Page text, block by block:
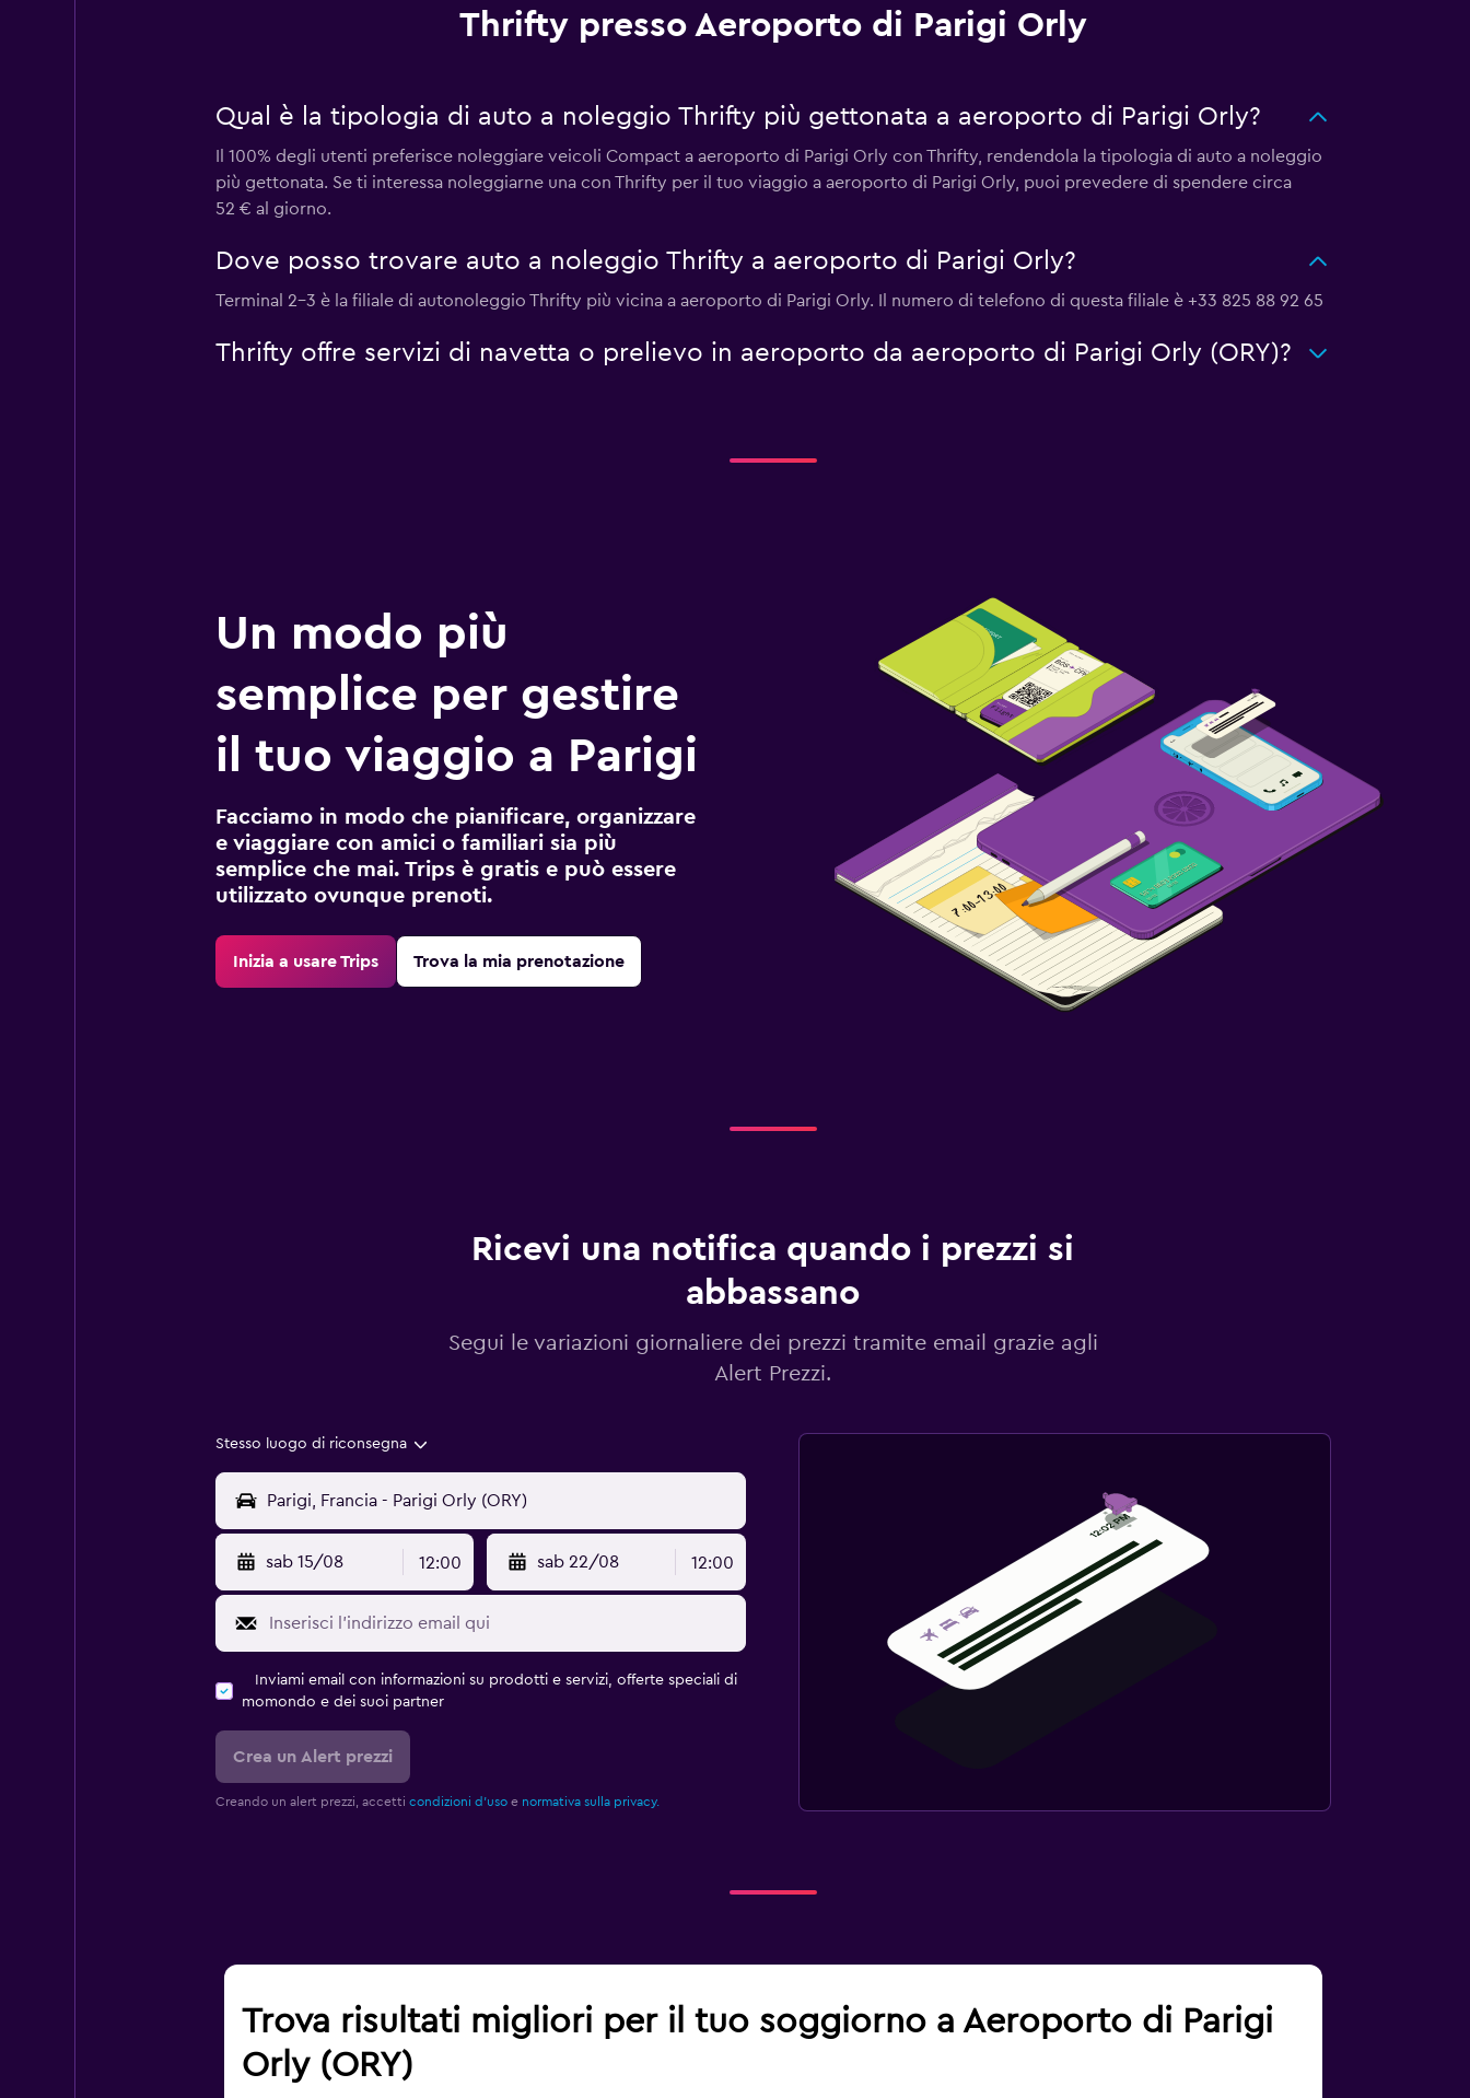
Thrifty presso Aeroporto di Parigi Orly
Qual è la tipologia di auto a noleggio Thrifty più gettonata a aeroporto di Parigi Orly?
Il 100% degli utenti preferisce noleggiare veicoli Compact a aeroporto di Parigi Orly con Thrifty, rendendola la tipologia di auto a noleggio
più gettonata. Se ti interessa noleggiarne una con Thrifty per il tuo viaggio a aeroporto di Parigi Orly, puoi prevedere di spendere circa
52 € al giorno.
Dove posso trovare auto a noleggio Thrifty a aeroporto di Parigi Orly?
Terminal 2-3 è la filiale di autonoleggio Thrifty più vicina a aeroporto di Parigi Orly. Il numero di telefono di questa filiale è +33 825 88 92 65
Thrifty offre servizi di navetta o prelievo in aeroporto da aeroporto di Parigi Orly (ORY)?
Un modo più
semplice per gestire
il tuo viaggio a Parigi
Facciamo in modo che pianificare, organizzare
e viaggiare con amici o familiari sia più
semplice che mai. Trips è gratis e può essere
utilizzato ovunque prenoti.
Inizia a usare Trips Trova la mia prenotazione
Ricevi una notifica quando i prezzi si
abbassano
Segui le variazioni giornaliere dei prezzi tramite email grazie agli
Alert Prezzi.
Stesso luogo di riconsegna
sab 15/08 12:00 sab 22/08 12:00
Inviami email con informazioni su prodotti e servizi, offerte speciali di
momondo e dei suoi partner
Crea un Alert prezzi
Creando un alert prezzi, accetti condizioni d'usoe normativa sulla privacy.
Trova risultati migliori per il tuo soggiorno a Aeroporto di Parigi
Orly (ORY)